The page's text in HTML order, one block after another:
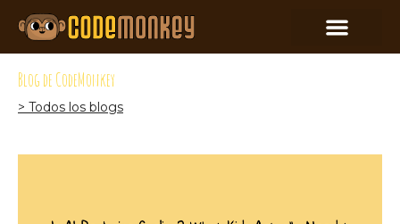
Blog de CodeMonkey
> Todos los blogs